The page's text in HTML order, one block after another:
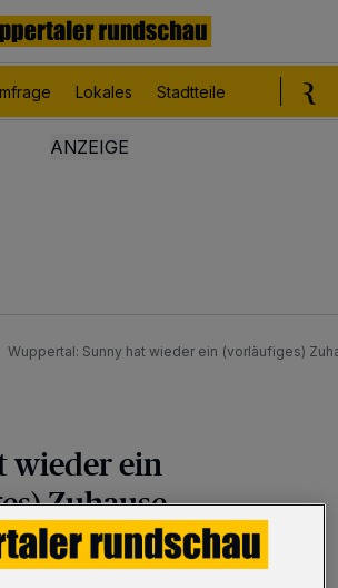
Lokales Stadtteile
Wuppertal: Sunny hat wieder ein (vorläufiges)
wieder ein
Zuhause
von Kater Sunny hat ein